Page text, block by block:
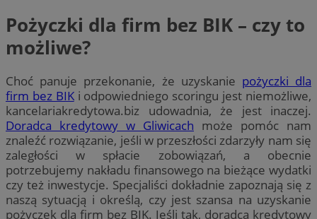
Pożyczki dla firm bez BIK – czy to
możliwe?
Choć panuje przekonanie, że uzyskanie pożyczki dla
firm bez BIKi odpowiedniego scoringu jest niemożliwe,
kancelariakredytowa.biz udowadnia, że jest inaczej.
Doradca kredytowy w Gliwicach może pomóc nam
znaleźć rozwiązanie, jeśli w przeszłości zdarzyły nam się
zaległości w spłacie zobowiązań, a obecnie
potrzebujemy nakładu finansowego na bieżące wydatki
czy też inwestycje. Specjaliści dokładnie zapoznają się z
naszą sytuacją i określą, czy jest szansa na uzyskanie
pożyczek dla firm bez BIK. Jeśli tak, doradca kredytowy